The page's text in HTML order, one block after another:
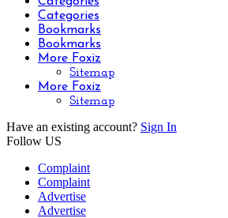
Categories
Bookmarks
Bookmarks
More Foxiz
Sitemap
More Foxiz
Sitemap
Have an existing account? Sign In
Follow US
Complaint
Complaint
Advertise
Advertise